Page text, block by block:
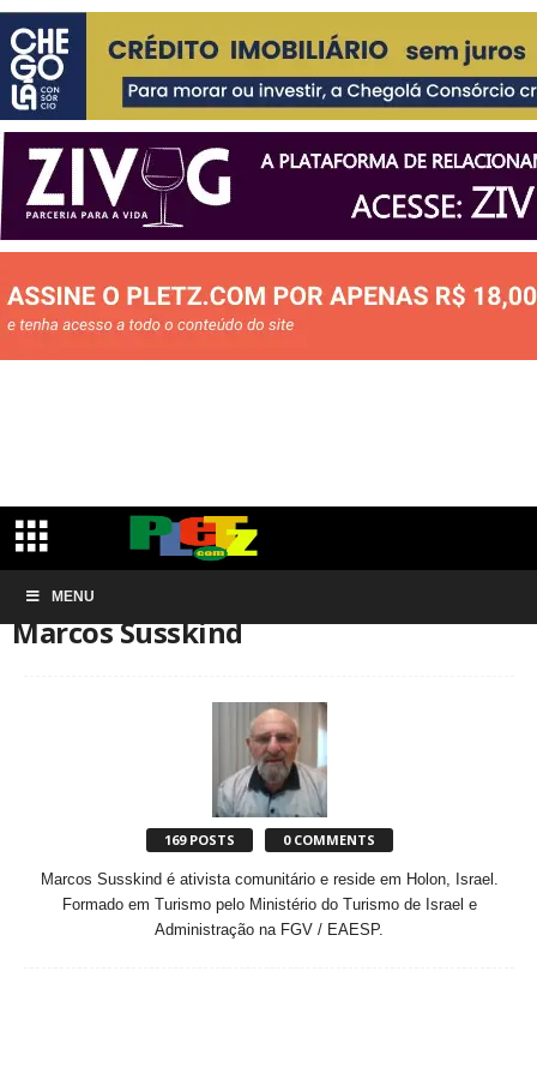
MENU
Início Authors
Marcos Susskind
169 POSTS 0 COMMENTS
Marcos Susskind é ativista comunitário e reside em Holon, Israel.
Formado em Turismo pelo Ministério do Turismo de Israel e
Administração na FGV / EAESP.